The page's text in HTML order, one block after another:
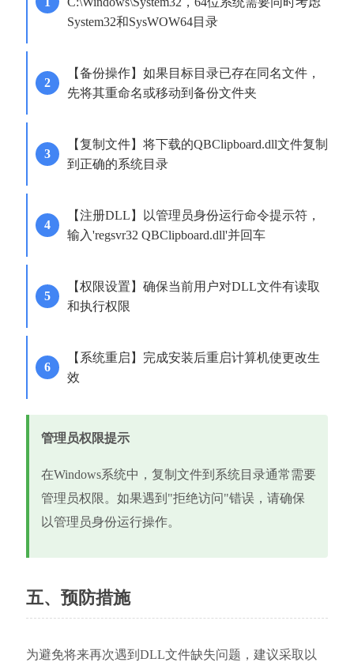
System32和SysWOW64目录
【备份操作】如果目标目录已存在同名文件，
先将其重命名或移动到备份文件夹
【复制文件】将下载的QBClipboard.dll文件复制
到正确的系统目录
【注册DLL】以管理员身份运行命令提示符，
输入'regsvr32 QBClipboard.dll'并回车
【权限设置】确保当前用户对DLL文件有读取
和执行权限
【系统重启】完成安装后重启计算机使更改生
效
管理员权限提示
在Windows系统中，复制文件到系统目录通常需要
管理员权限。如果遇到"拒绝访问"错误，请确保
以管理员身份运行操作。
五、预防措施
为避免将来再次遇到DLL文件缺失问题，建议采取以